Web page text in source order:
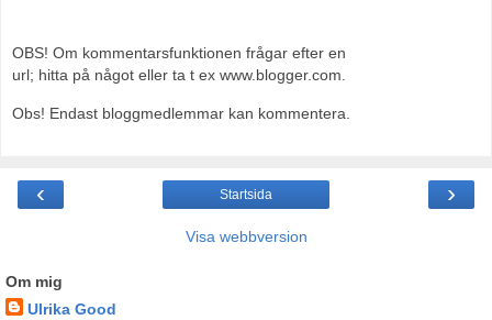
OBS! Om kommentarsfunktionen frågar efter en
url; hitta på något eller ta t ex www.blogger.com.
Obs! Endast bloggmedlemmar kan kommentera.
‹ ›
Startsida
Visa webbversion
Om mig
Ulrika Good